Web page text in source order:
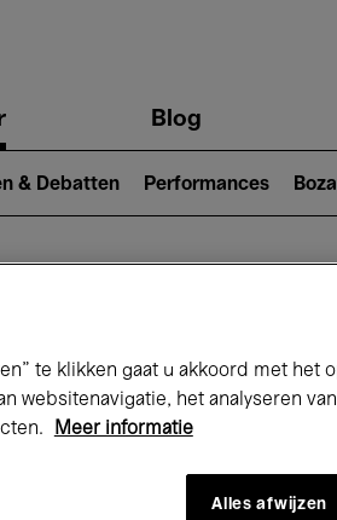
Blog
& Debatten Performances
te klikken gaat u akkoord met het
websitenavigatie, het analyseren
Meer informatie
Alles afwijzen